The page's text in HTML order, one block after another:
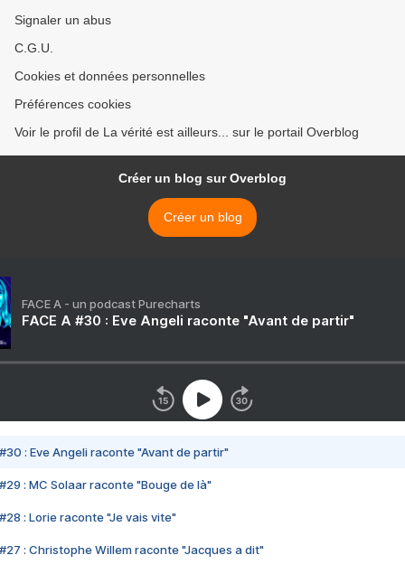
Signaler un abus
C.G.U.
Cookies et données personnelles
Préférences cookies
Voir le profil de La vérité est ailleurs... sur le portail Overblog
Créer un blog sur Overblog
Créer un blog
FACE A - un podcast Purecharts
FACE A #30 : Eve Angeli raconte "Avant de partir"
#30 : Eve Angeli raconte "Avant de partir"
#29 : MC Solaar raconte "Bouge de là"
#28 : Lorie raconte "Je vais vite"
#27 : Christophe Willem raconte "Jacques a dit"